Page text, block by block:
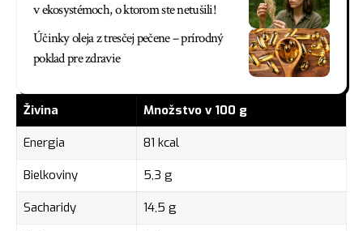
v ekosystémoch, o ktorom ste netušili!
Účinky oleja z tresčej pečene – prírodný
poklad pre zdravie
Živina
Množstvo v 100 g
Energia
81 kcal
Bielkoviny
5,3 g
Sacharidy
14,5 g